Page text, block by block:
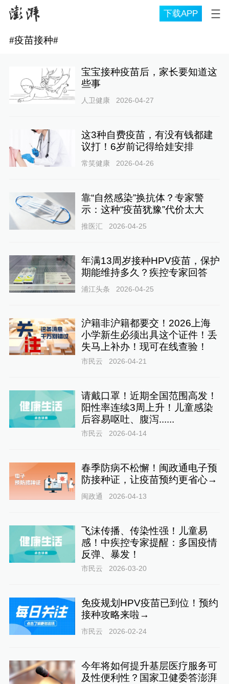
下载APP
#疫苗接种#
宝宝接种疫苗后，家长要知道这
些事
人卫健康 2026-04-27
这3种自费疫苗，有没有钱都建
议打！6岁前记得给娃安排
常笑健康 2026-04-26
靠“自然感染”换抗体？专家警
示：这种“疫苗犹豫”代价太大
推医汇 2026-04-25
年满13周岁接种HPV疫苗，保护
期能维持多久？疾控专家回答
浦江头条 2026-04-25
沪籍非沪籍都要交！2026上海
小学新生必须出具这个证件！丢
失马上补办！现可在线查验！
市民云 2026-04-21
请戴口罩！近期全国范围高发！
阳性率连续3周上升！儿童感染
后容易呕吐、腹泻......
市民云 2026-04-14
春季防病不松懈！闽政通电子预
防接种证，让疫苗预约更省心→
闽政通 2026-04-13
飞沫传播、传染性强！儿童易
感！中疾控专家提醒：多国疫情
反弹、暴发！
市民云 2026-03-20
免疫规划HPV疫苗已到位！预约
接种攻略来啦→
市民云 2026-02-24
今年将如何提升基层医疗服务可
及性便利性？国家卫健委答澎湃